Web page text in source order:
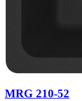
MRG 210-52